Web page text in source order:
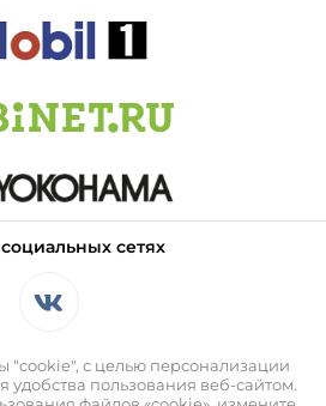
сетях
"cookie", с целью персонализации
пользования веб-сайтом.